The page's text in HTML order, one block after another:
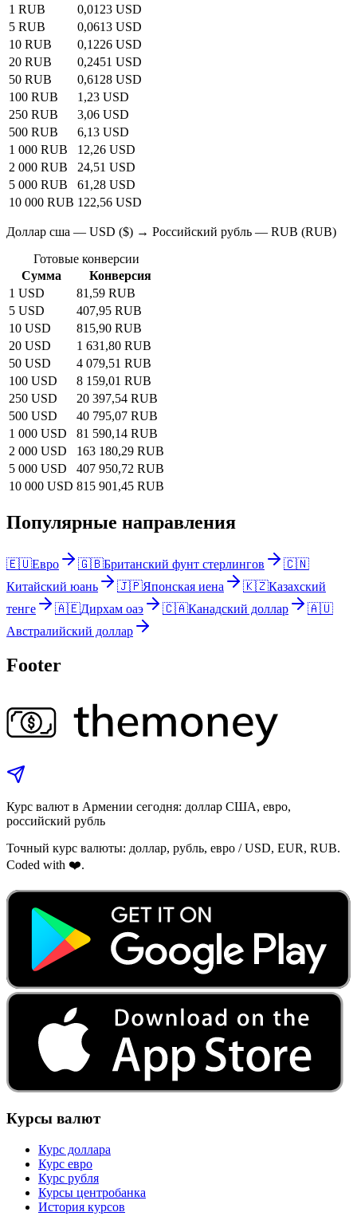
1 RUB
0,0123 USD
5 RUB
0,0613 USD
10 RUB
0,1226 USD
20 RUB
0,2451 USD
50 RUB
0,6128 USD
100 RUB
1,23 USD
250 RUB
3,06 USD
500 RUB
6,13 USD
1 000 RUB
12,26 USD
2 000 RUB
24,51 USD
5 000 RUB
61,28 USD
10 000 RUB 122,56 USD
Доллар сша — USD ($) → Российский рубль — RUB (RUB)
Готовые конверсии
Сумма
Конверсия
1 USD
81,59 RUB
5 USD
407,95 RUB
10 USD
815,90 RUB
20 USD
1 631,80 RUB
50 USD
4 079,51 RUB
100 USD
8 159,01 RUB
250 USD
20 397,54 RUB
500 USD
40 795,07 RUB
1 000 USD
81 590,14 RUB
2 000 USD
163 180,29 RUB
5 000 USD
407 950,72 RUB
10 000 USD 815 901,45 RUB
Популярные направления
🇪🇺Евро 🇬🇧Британский фунт стерлингов
🇨🇳
Китайский юань
🇯🇵Японская иена 🇰🇿Казахский
тенге
🇦🇪Дирхам оаэ 🇨🇦Канадский доллар
🇦🇺
Австралийский доллар
Footer
Курс валют в Армении сегодня: доллар США, евро,
российский рубль
Точный курс валюты: доллар, рубль, евро / USD, EUR, RUB.
Coded with ❤️.
Курсы валют
Курс доллара
Курс евро
Курс рубля
Курсы центробанка
История курсов